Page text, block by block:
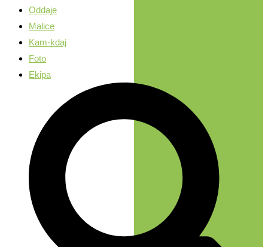
Oddaje
Malice
Kam-kdaj
Foto
Ekipa